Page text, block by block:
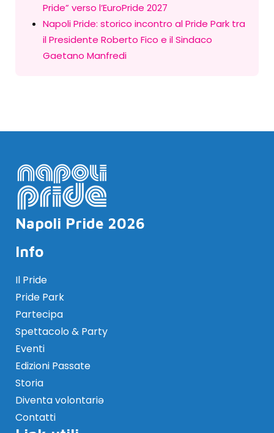
Pride” verso l’EuroPride 2027
Napoli Pride: storico incontro al Pride Park tra
il Presidente Roberto Fico e il Sindaco
Gaetano Manfredi
Napoli Pride 2026
Info
Il Pride
Pride Park
Partecipa
Spettacolo & Party
Eventi
Edizioni Passate
Storia
Diventa volontariə
Contatti